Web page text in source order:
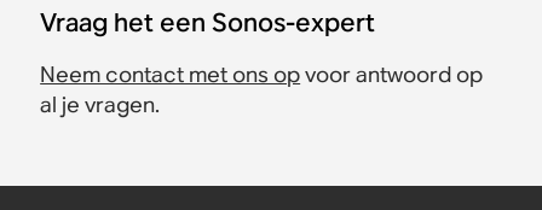
Vraag het een Sonos-expert
Neem contact met ons opvoor antwoord op
al je vragen.